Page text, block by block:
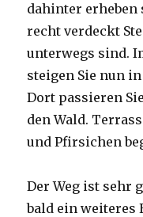
dahinter erheben
recht verdeckt
unterwegs sind.
steigen Sie nun
Dort passieren
den Wald.
und Pfirsichen
Der Weg ist sehr
bald ein weiteres